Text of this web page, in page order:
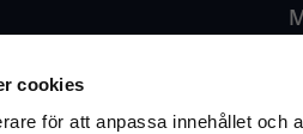
cookies
för att anpassa innehållet och